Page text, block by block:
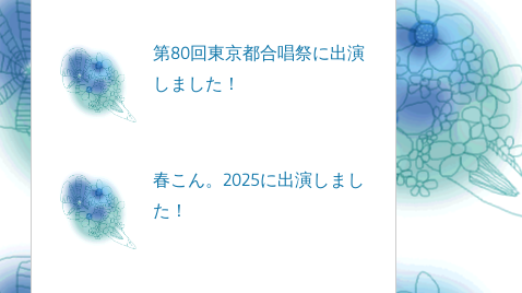
第80回東京都合唱祭に出演
しました！
春こん。2025に出演しまし
た！